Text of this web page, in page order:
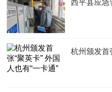
西平县应急
杭州颁发首